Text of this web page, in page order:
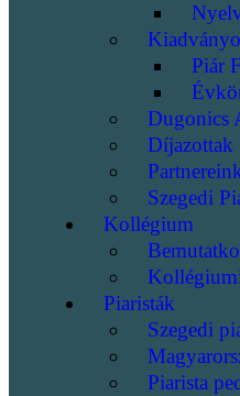
Piár
Dugonics
Díjazottak
Szegedi
Kollégium
Piaristák
Szegedi
Piarista